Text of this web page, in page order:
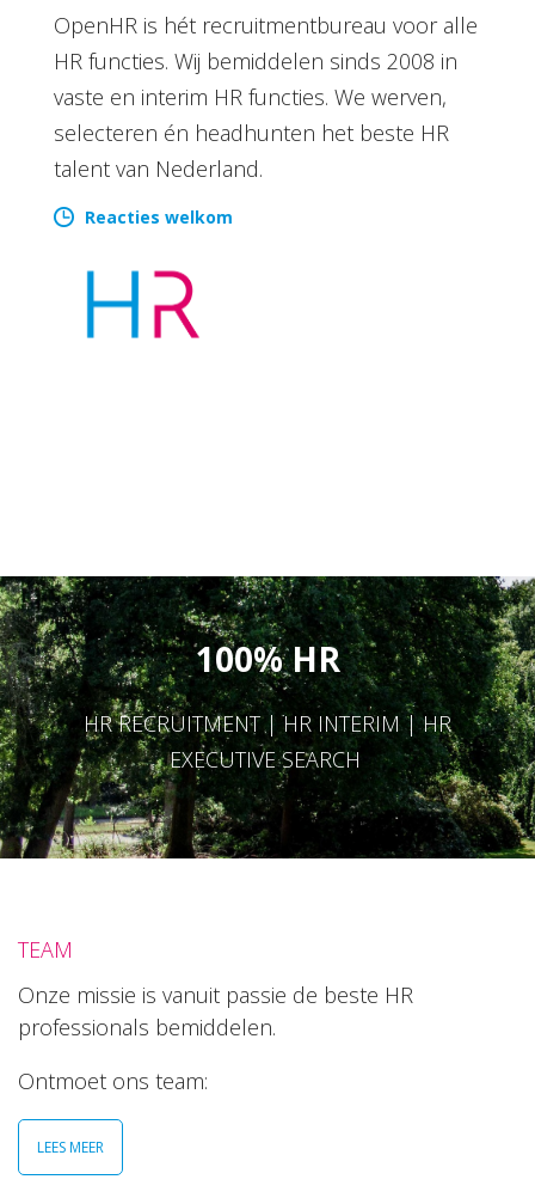
OpenHR is hét recruitmentbureau voor alle
HR functies. Wij bemiddelen sinds 2008 in
vaste en interim HR functies. We werven,
selecteren én headhunten het beste HR
talent van Nederland.
Reacties welkom
100% HR
HR RECRUITMENT | HR INTERIM | HR
EXECUTIVE SEARCH
TEAM
Onze missie is vanuit passie de beste HR
professionals bemiddelen.
Ontmoet ons team:
LEES MEER